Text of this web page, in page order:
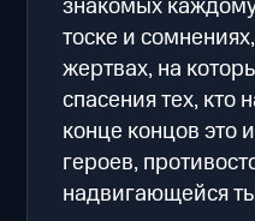
тоске и
жертвах, на
спасения тех, кто
конце концов это
героев,
надвигающейся